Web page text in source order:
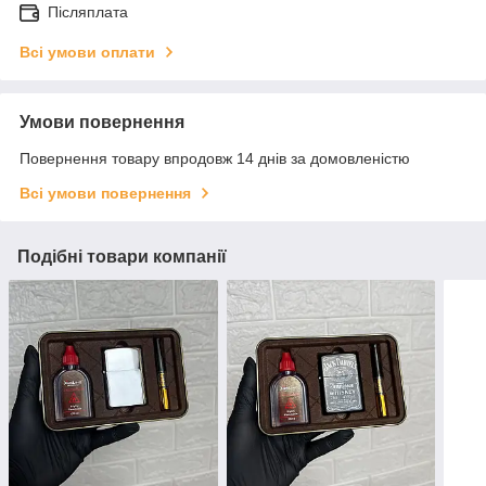
Післяплата
Всі умови оплати
Умови повернення
Повернення товару впродовж 14 днів за домовленістю
Всі умови повернення
Подібні товари компанії